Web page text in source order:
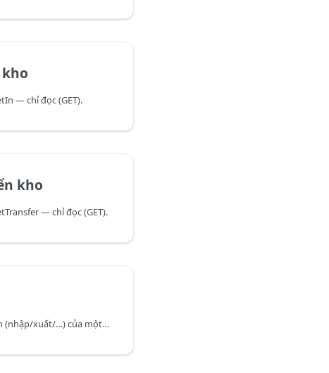
— chỉ đọc (GET).
kho
— chỉ đọc (GET).
Theo dõi biến động tồn (nhập/xuất/…) của một sản phẩm trong khoảng thời gian. Domain InventoryCard.